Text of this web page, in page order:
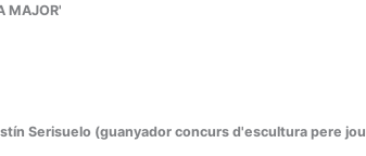
MAJOR'
Serisuelo (guanyador concurs d'escultura pere jou